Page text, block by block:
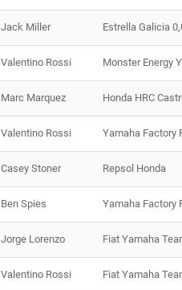
Jack Miller Estrella Galicia
Valentino Rossi Monster Energy
Marc Marquez Honda HRC
Valentino Rossi Yamaha Factory
Casey Stoner Repsol Honda
Ben Spies Yamaha Factory
Jorge Lorenzo Fiat Yamaha
Valentino Rossi Fiat Yamaha